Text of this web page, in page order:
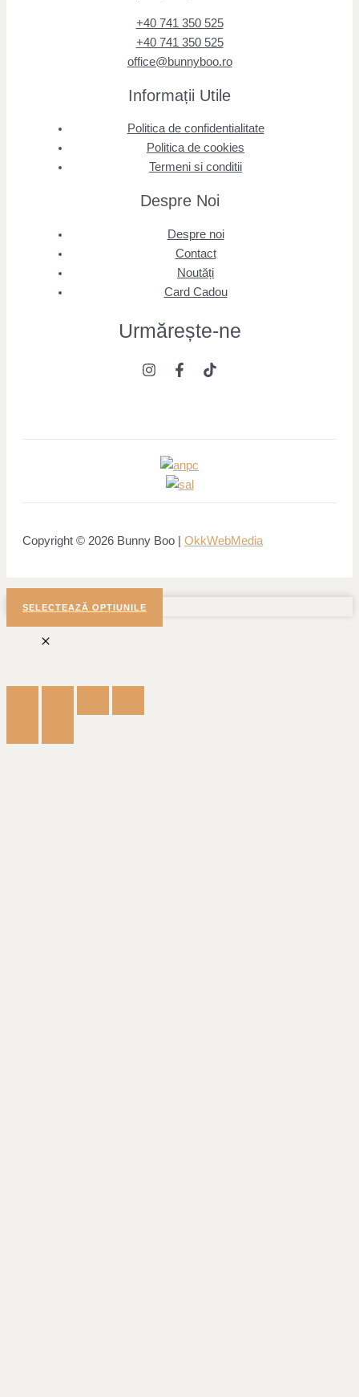
+40 741 350 525
+40 741 350 525
office@bunnyboo.ro
Informații Utile
Politica de confidentialitate
Politica de cookies
Termeni si conditii
Despre Noi
Despre noi
Contact
Noutăți
Card Cadou
Urmărește-ne
Copyright © 2026 Bunny Boo | OkkWebMedia
SELECTEAZĂ OPȚIUNILE